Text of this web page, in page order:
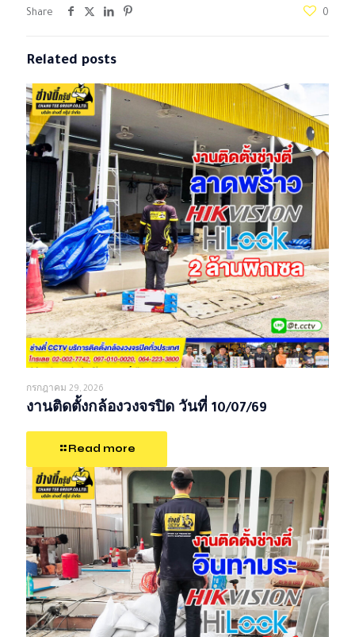
Share 0
Related posts
กรกฎาคม 29, 2026
งานติดตั้งกล้องวงจรปิด วันที่ 10/07/69
Read more